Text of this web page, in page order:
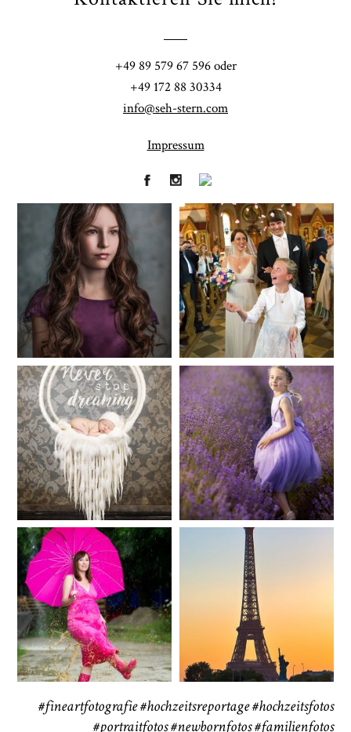
+49 89 579 67 596 oder
+49 172 88 30334
info@seh-stern.com
Impressum
Fineart
41
Hochzeit
183
Baby/Newborn
72
Kinder
111
Babybauch
37
Reise
41
#fineartfotografie #hochzeitsreportage #hochzeitsfotos
#portraitfotos #newbornfotos #familienfotos